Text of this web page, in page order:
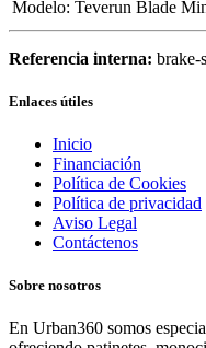
Modelo: Teverun Blade
Referencia interna: brake-
Enlaces útiles
Inicio
Financiación
Política de Cookies
Política de privacidad
Aviso Legal
Contáctenos
Sobre nosotros
En Urban360 somos